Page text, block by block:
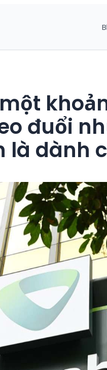
đuổi
là dành